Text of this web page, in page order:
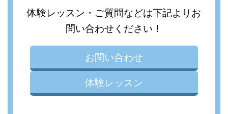
体験レッスン・ご質問などは下記よりお
問い合わせください！
お問い合わせ
体験レッスン